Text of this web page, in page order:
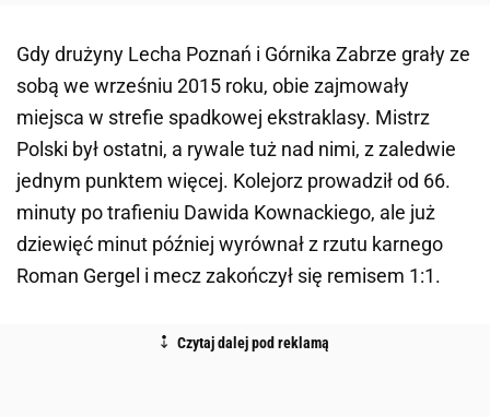
Gdy drużyny Lecha Poznań i Górnika Zabrze grały ze
sobą we wrześniu 2015 roku, obie zajmowały
miejsca w strefie spadkowej ekstraklasy. Mistrz
Polski był ostatni, a rywale tuż nad nimi, z zaledwie
jednym punktem więcej. Kolejorz prowadził od 66.
minuty po trafieniu Dawida Kownackiego, ale już
dziewięć minut później wyrównał z rzutu karnego
Roman Gergel i mecz zakończył się remisem 1:1.